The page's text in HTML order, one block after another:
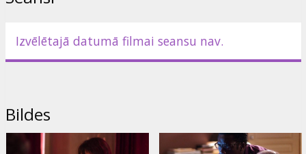
Režisors: Olatunde Osunsanmi
Scenārijs: Olatunde Osunsanmi
Producents: Paul Brooks, Joe Carnahan, Terry Robbins
Izplatītājs: Acme Film SIA
Režisors:
Olatunde Osunsanmi
Izvēlētajā datumā filmai seansu nav.
Bildes